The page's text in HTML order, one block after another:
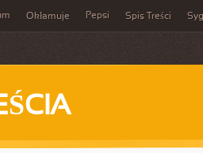
Okłamuje Pepsi Spis Treści